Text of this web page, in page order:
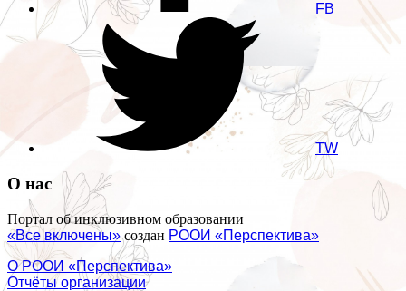
FB
TW
О нас
Портал об инклюзивном образовании
«Все включены»создан РООИ «Перспектива»
О РООИ «Перспектива»
Отчёты организации